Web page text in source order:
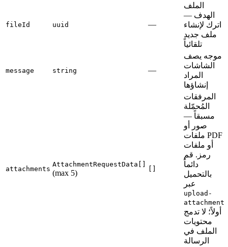
fileId uuid —
الملف
الهدف —
اترك لإنشاء
ملف جديد
تلقائياً
message string —
موجه يصف
الشاشات
المراد
إنشاؤها
attachments
AttachmentRequestData[]
(max 5)
المرفقات
المُحمّلة
مسبقاً —
صور أو
ملفات PDF
أو ملفات
رمز. قم
دائماً
بالتحميل
عبر
upload-
attachment
أولاً؛ لا تدمج
محتويات
الملف في
الرسالة